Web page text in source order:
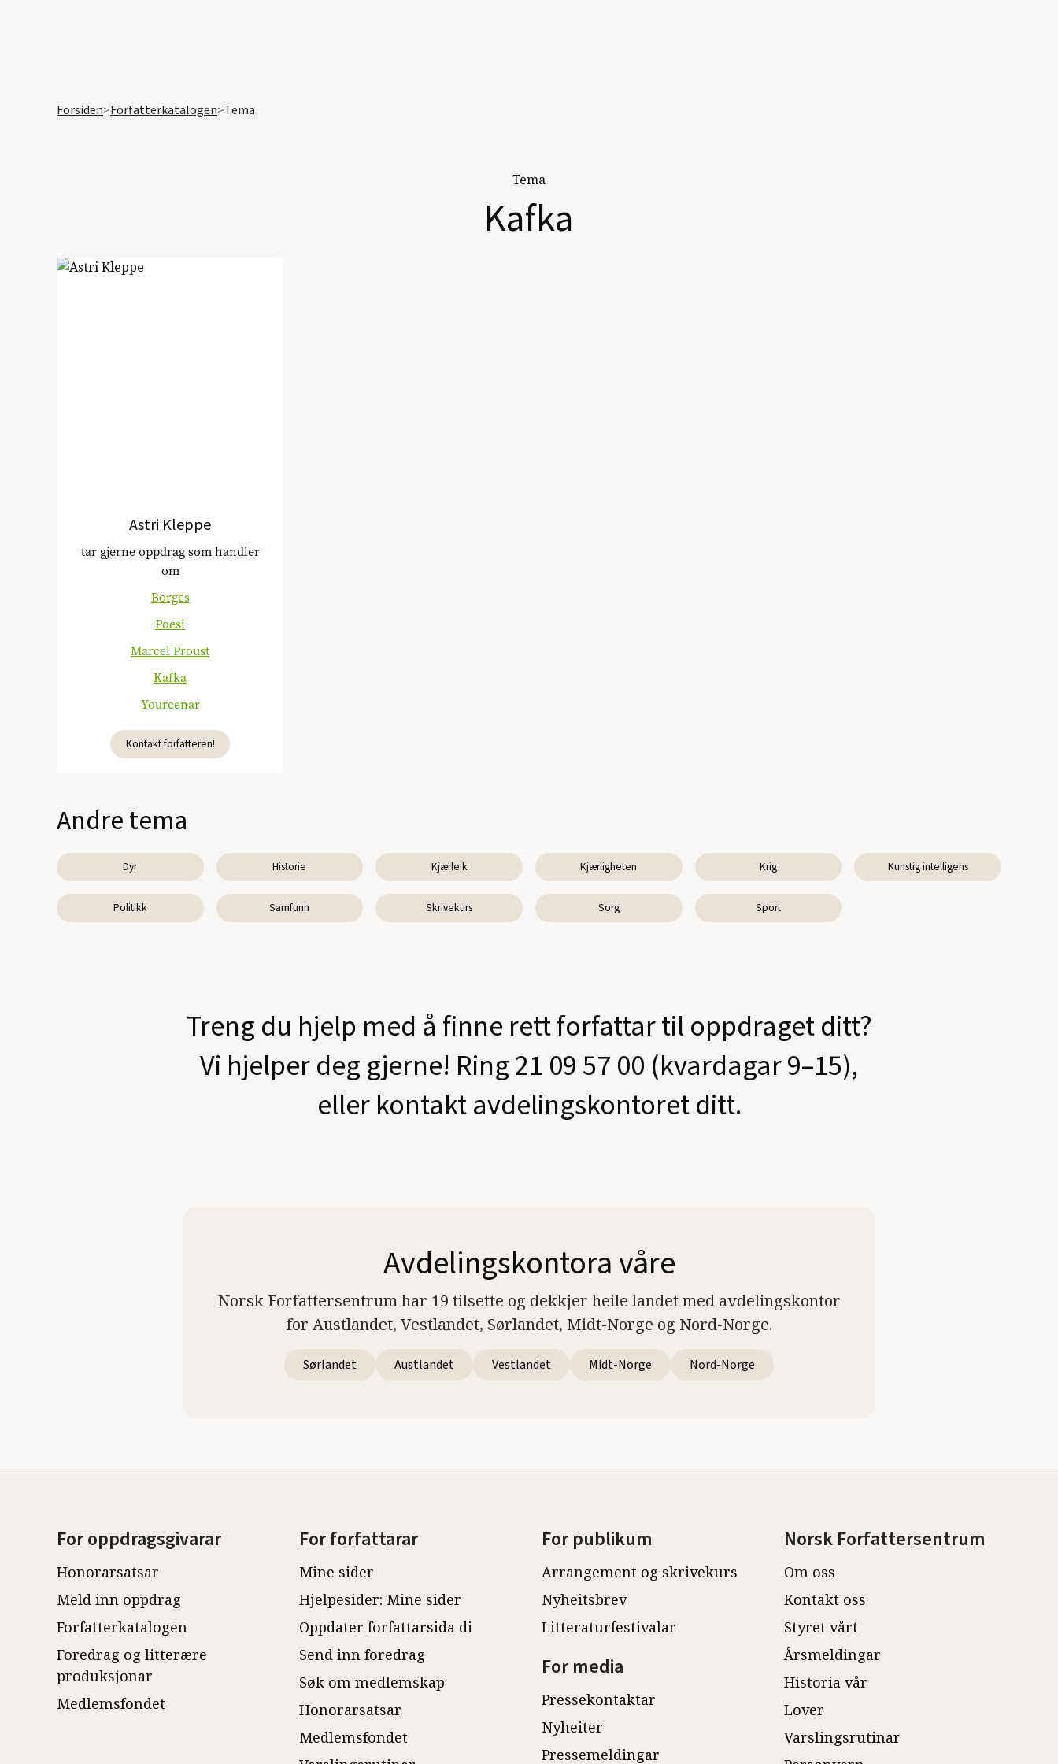
Forsiden>Forfatterkatalogen>Tema
Tema
Kafka
Astri Kleppe
tar gjerne oppdrag som handler
om
Borges
Poesi
Marcel Proust
Kafka
Yourcenar
Kontakt forfatteren!
Andre tema
Dyr Historie Kjærleik Kjærligheten Krig Kunstig intelligens
Politikk Samfunn Skrivekurs Sorg Sport
Treng du hjelp med å finne rett forfattar til oppdraget ditt?
Vi hjelper deg gjerne! Ring 21 09 57 00 (kvardagar 9–15),
eller kontakt avdelingskontoret ditt.
Avdelingskontora våre
Norsk Forfattersentrum har 19 tilsette og dekkjer heile landet med avdelingskontor
for Austlandet, Vestlandet, Sørlandet, Midt-Norge og Nord-Norge.
Sørlandet Austlandet Vestlandet Midt-Norge Nord-Norge
For oppdragsgivarar
Honorarsatsar
Meld inn oppdrag
Forfatterkatalogen
Foredrag og litterære
produksjonar
Medlemsfondet
For forfattarar
Mine sider
Hjelpesider: Mine sider
Oppdater forfattarsida di
Send inn foredrag
Søk om medlemskap
Honorarsatsar
Medlemsfondet
For publikum
Arrangement og skrivekurs
Nyheitsbrev
Litteraturfestivalar
For media
Pressekontaktar
Nyheiter
Pressemeldingar
Norsk Forfattersentrum
Om oss
Kontakt oss
Styret vårt
Årsmeldingar
Historia vår
Lover
Varslingsrutinar